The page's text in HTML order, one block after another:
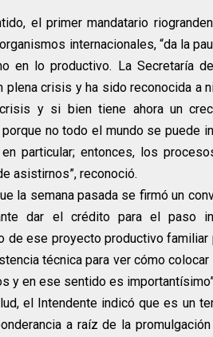
el primer mandatario
internacionales, “da la
en lo productivo. La Secretaría
plena crisis y ha sido reconocida a
y si bien tiene ahora un
no todo el mundo se puede
particular; entonces, los
asistirnos”, reconoció.
la semana pasada se firmó un
dar el crédito para el paso
de ese proyecto productivo
técnica para ver cómo
y en ese sentido es
el Intendente indicó que es un
a raíz de la